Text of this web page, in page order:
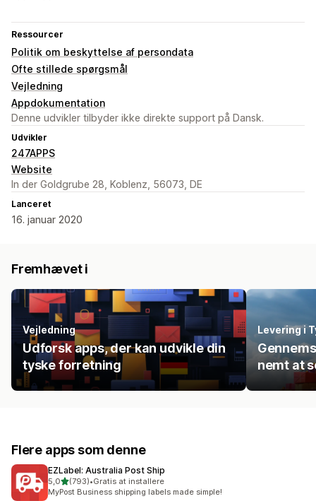
Ressourcer
Politik om beskyttelse af persondata
Ofte stillede spørgsmål
Vejledning
Appdokumentation
Denne udvikler tilbyder ikke direkte support på Dansk.
Udvikler
247APPS
Website
In der Goldgrube 28, Koblenz, 56073, DE
Lanceret
16. januar 2020
Fremhævet i
Vejledning
Udforsk apps, der kan udvikle din
tyske forretning
Levering i
nemt at
Flere apps som denne
EZLabel: Australia Post Ship
5,0ud af 5 stjerner
(793)
793 anmeldelser i alt
•Gratis at installere
MyPost Business shipping labels made simple!